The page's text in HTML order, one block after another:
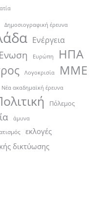
Δημοσιογραφική έρευνα
Ενέργεια
Ευρώπη ΗΠΑ
Λογοκρισία ΜΜΕ
Νέα ακαδημαϊκή έρευνα
Πόλεμος
άμυνα
εκλογές
δικτύωσης